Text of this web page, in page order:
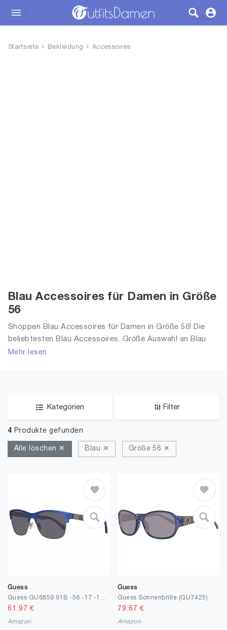
Startseite Bekleidung Accessoires
Blau Accessoires für Damen in Größe
56
Shoppen Blau Accessoires für Damen in Größe 56! Die
beliebtesten Blau Accessoires. Größe Auswahl an Blau
Accessoires in Größe 56 und alle Trends aus 2026 für
Mehr lesen
Kategorien Filter
4 Produkte gefunden
Alle löschen ✕ Blau ✕ Größe 56 ✕
Guess
61.97 €
Amazon
Guess
Guess Sonnenbrille (GU7425)
79.67 €
Amazon